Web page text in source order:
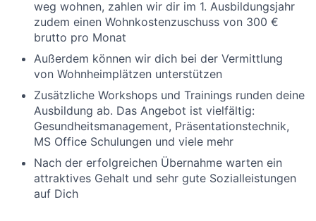
weg wohnen, zahlen wir dir im 1. Ausbildungsjahr
zudem einen Wohnkostenzuschuss von 300 €
brutto pro Monat
Außerdem können wir dich bei der Vermittlung
von Wohnheimplätzen unterstützen
Zusätzliche Workshops und Trainings runden deine
Ausbildung ab. Das Angebot ist vielfältig:
Gesundheitsmanagement, Präsentationstechnik,
MS Office Schulungen und viele mehr
Nach der erfolgreichen Übernahme warten ein
attraktives Gehalt und sehr gute Sozialleistungen
auf Dich